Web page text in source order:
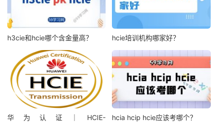
h3cie和hcie哪个含金量高？ hcie培训机构哪家好？
华为认证｜HCIE-
hcia hcip hcie应该考哪个？